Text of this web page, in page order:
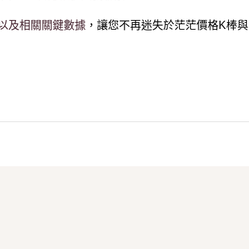
及相關關鍵數據，讓您不再迷失於茫茫價格K棒與